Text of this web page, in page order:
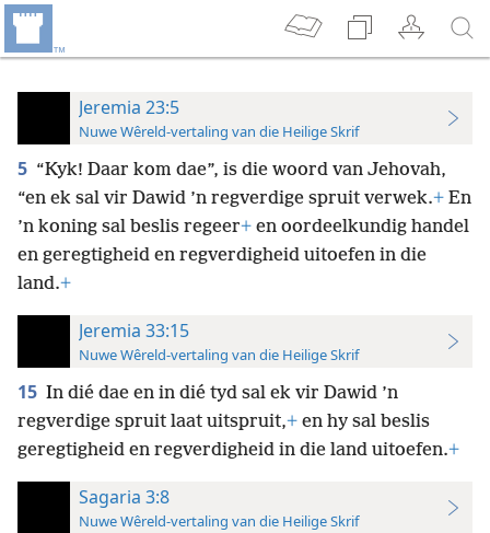
Jeremia 23:5
Nuwe Wêreld-vertaling van die Heilige Skrif
5 “Kyk! Daar kom dae”, is die woord van Jehovah,
“en ek sal vir Dawid ’n regverdige spruit verwek.+ En
’n koning sal beslis regeer+ en oordeelkundig handel
en geregtigheid en regverdigheid uitoefen in die
land.+
Jeremia 33:15
Nuwe Wêreld-vertaling van die Heilige Skrif
15 In dié dae en in dié tyd sal ek vir Dawid ’n
regverdige spruit laat uitspruit,+ en hy sal beslis
geregtigheid en regverdigheid in die land uitoefen.+
Sagaria 3:8
Nuwe Wêreld-vertaling van die Heilige Skrif